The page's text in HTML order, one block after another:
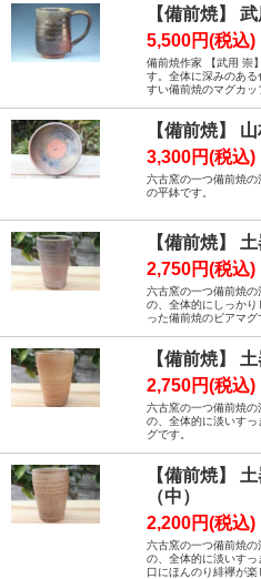
【備前焼】
5,500円(税込)
備前焼作家 【武用 崇
す。全体に深みのあ
すい備前焼のマグカッ
【備前焼】
3,300円(税込)
六古窯の一つ備前焼
の平鉢です。
【備前焼】
2,750円(税込)
六古窯の一つ備前焼
の、全体的にしっか
った備前焼のビアマグ
【備前焼】
2,750円(税込)
六古窯の一つ備前焼
の、全体的に淡いす
グです。
【備前焼】
（中）
2,200円(税込)
六古窯の一つ備前焼
の、全体的に淡いすっ
口にほんのり緋襷が楽